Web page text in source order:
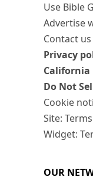
Use Bible
Advertise
Contact us
Privacy
California
Do Not
Cookie
Site:
Widget:
OUR